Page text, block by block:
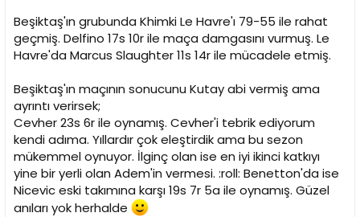
Beşiktaş'ın grubunda Khimki Le Havre'ı 79-55 ile rahat
geçmiş. Delfino 17s 10r ile maça damgasını vurmuş. Le
Havre'da Marcus Slaughter 11s 14r ile mücadele etmiş.
Beşiktaş'ın maçının sonucunu Kutay abi vermiş ama
ayrıntı verirsek;
Cevher 23s 6r ile oynamış. Cevher'i tebrik ediyorum
kendi adıma. Yıllardır çok eleştirdik ama bu sezon
mükemmel oynuyor. İlginç olan ise en iyi ikinci katkıyı
yine bir yerli olan Adem'in vermesi. :roll: Benetton'da ise
Nicevic eski takımına karşı 19s 7r 5a ile oynamış. Güzel
anıları yok herhalde